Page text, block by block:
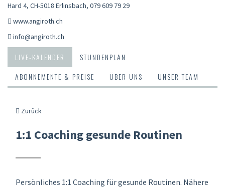
Hard 4, CH-5018 Erlinsbach, 079 609 79 29
www.angiroth.ch
info@angiroth.ch
LIVE-KALENDER
STUNDENPLAN
ABONNEMENTE & PREISE
ÜBER UNS UNSER TEAM
Zurück
1:1 Coaching gesunde Routinen
Persönliches 1:1 Coaching für gesunde Routinen. Nähere